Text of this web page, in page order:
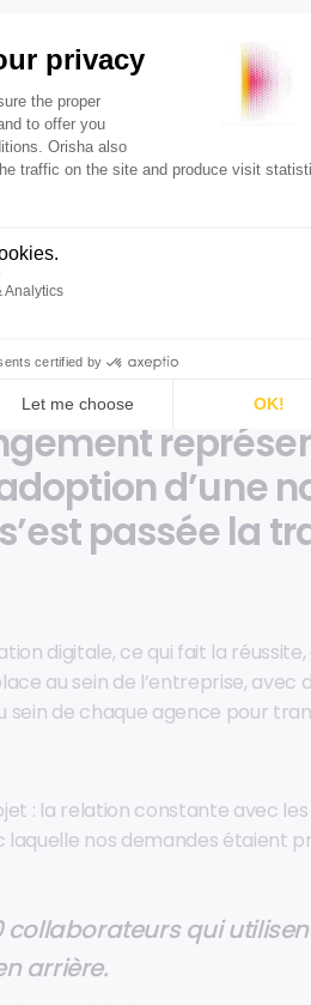
autre éditeur mais le projet
s’est donc fait
en étroite collaboration avec
même expertise nous a
spécifiques. De la même
nous connaissait déjà.
d’une
passée la
digitale, ce qui fait la réussite,
au sein de l’entreprise, avec
sein de chaque agence pour
: la relation constante avec
nos demandes étaient
collaborateurs qui
arrière.